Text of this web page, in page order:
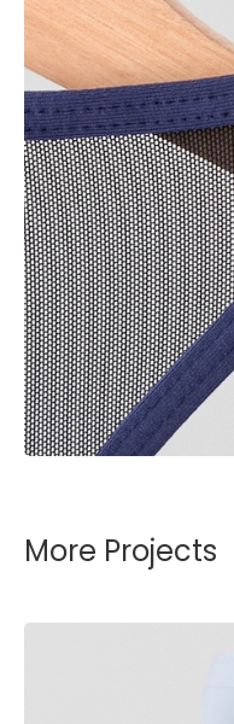
More Projects